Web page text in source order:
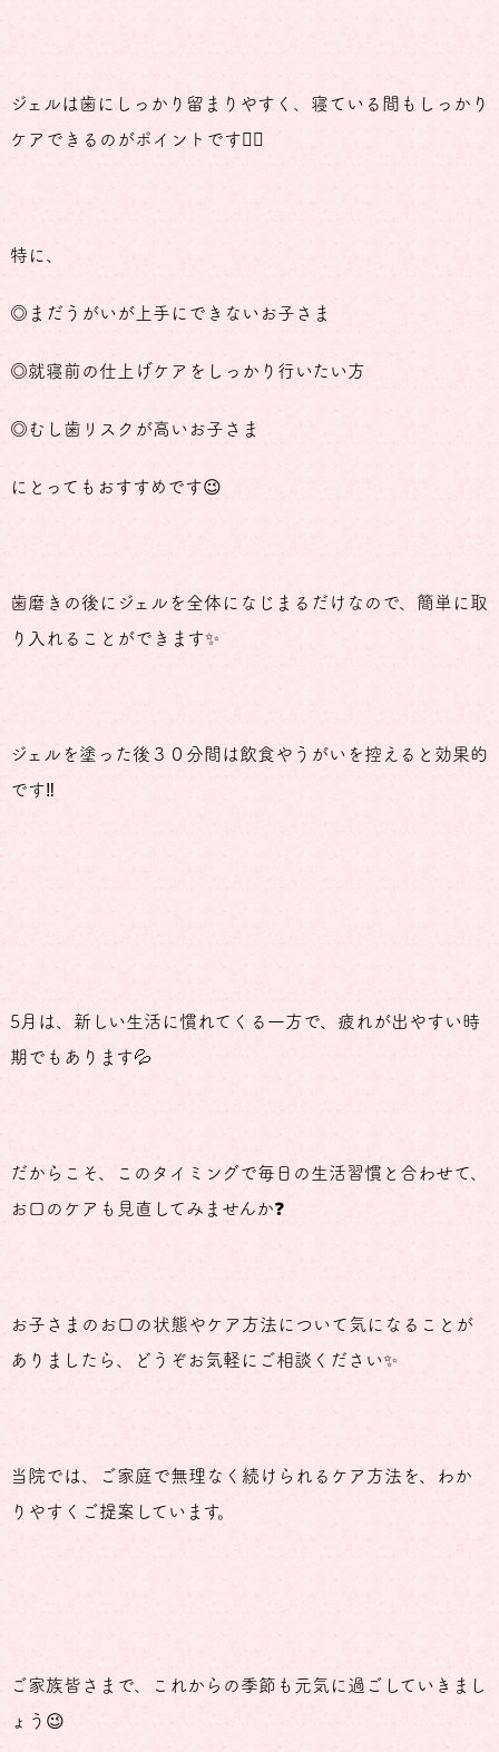
ジェルは歯にしっかり留まりやすく、寝ている間もしっかり
ケアできるのがポイントです👍🏻
特に、
◎まだうがいが上手にできないお子さま
◎就寝前の仕上げケアをしっかり行いたい方
◎むし歯リスクが高いお子さま
にとってもおすすめです😉
歯磨きの後にジェルを全体になじまるだけなので、簡単に取
り入れることができます✨
ジェルを塗った後３０分間は飲食やうがいを控えると効果的
です‼️
5月は、新しい生活に慣れてくる一方で、疲れが出やすい時
期でもあります💦
だからこそ、このタイミングで毎日の生活習慣と合わせて、
お口のケアも見直してみませんか❓
お子さまのお口の状態やケア方法について気になることが
ありましたら、どうぞお気軽にご相談ください✨
当院では、ご家庭で無理なく続けられるケア方法を、わか
りやすくご提案しています。
ご家族皆さまで、これからの季節も元気に過ごしていきまし
ょう😉